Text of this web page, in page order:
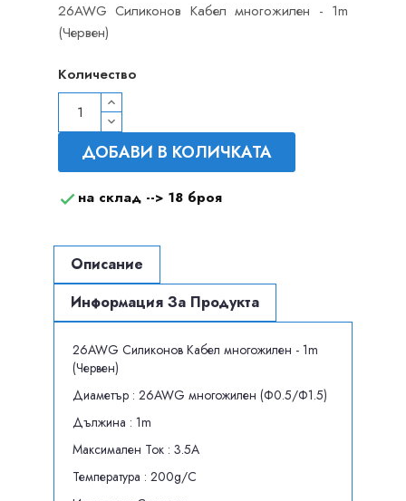
26AWG Силиконов Кабел многожилен - 1m
(Червен)
Количество
ДОБАВИ В КОЛИЧКАТА
 на склад --> 18 броя
Описание
Информация За Продукта
26AWG Силиконов Кабел многожилен - 1m
(Червен)
Диаметър : 26AWG многожилен (Ф0.5/Ф1.5)
Дължина : 1m
Максимален Ток : 3.5А
Температура : 200g/C